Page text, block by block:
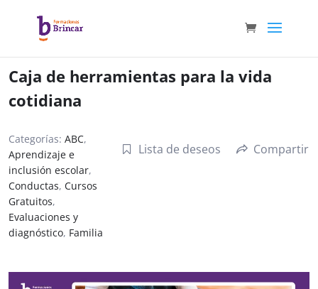
Caja de herramientas para la vida
cotidiana
Categorías: ABC,
Aprendizaje e
inclusión escolar,
Conductas, Cursos
Gratuitos,
Evaluaciones y
diagnóstico, Familia
Lista de deseos Compartir